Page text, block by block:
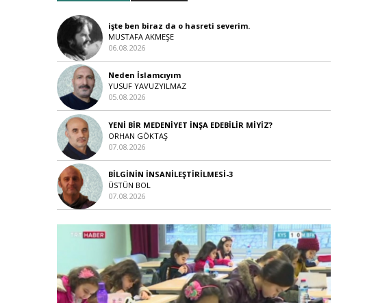
işte ben biraz da o hasreti severim.
MUSTAFA AKMEŞE
06.08.2026
Neden İslamcıyım
YUSUF YAVUZYILMAZ
05.08.2026
YENİ BİR MEDENİYET İNŞA EDEBİLİR MİYİZ?
ORHAN GÖKTAŞ
07.08.2026
BİLGİNİN İNSANİLEŞTİRİLMESİ-3
ÜSTÜN BOL
07.08.2026